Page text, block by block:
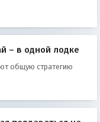
– в одной лодке
общую стратегию